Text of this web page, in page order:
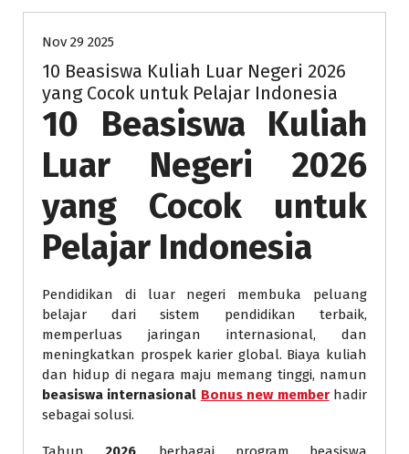
Nov 29 2025
10 Beasiswa Kuliah Luar Negeri 2026
yang Cocok untuk Pelajar Indonesia
10 Beasiswa Kuliah
Luar Negeri 2026
yang Cocok untuk
Pelajar Indonesia
Pendidikan di luar negeri membuka peluang
belajar dari sistem pendidikan terbaik,
memperluas jaringan internasional, dan
meningkatkan prospek karier global. Biaya kuliah
dan hidup di negara maju memang tinggi, namun
beasiswa internasional Bonus new memberhadir
sebagai solusi.